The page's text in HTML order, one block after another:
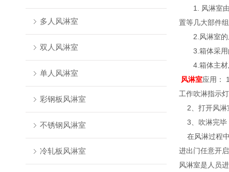
多人风淋室
双人风淋室
单人风淋室
彩钢板风淋室
不锈钢风淋室
冷轧板风淋室
1. 风淋室由
置等几大部件
2.风淋室的底
3.箱体采用的
4.箱体主
风淋室应用：
工作吹淋指示
2 、打开风
3 、吹淋完
在风淋过程
进出门任意开
风淋室是人员